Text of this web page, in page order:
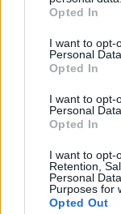
Opted In
I want to opt-
Personal Data.
Opted In
I want to opt-
Personal
Opted In
I want to opt-
Retention,
Personal
Purposes for
Opted Out
Κέντρο Βοήθειας
Υπηρεσίες
Καταχώρηση Online
Συμβουλές Καριέρας
HR corner